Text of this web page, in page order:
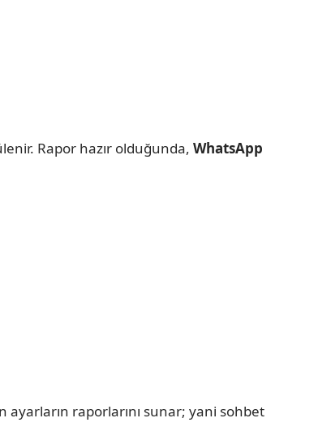
Rapor hazır olduğunda, WhatsApp
ayarların raporlarını sunar; yani sohbet